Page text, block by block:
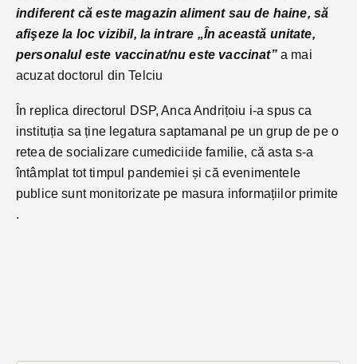
indiferent că este magazin aliment sau de haine, să
afişeze la loc vizibil, la intrare „În această unitate,
personalul este vaccinat/nu este vaccinat” a mai
acuzat doctorul din Telciu
În replica directorul DSP, Anca Andrițoiu i-a spus ca
instituția sa ține legatura saptamanal pe un grup de pe o
retea de socializare cumediciide familie, că asta s-a
întâmplat tot timpul pandemiei și că evenimentele
publice sunt monitorizate pe masura informațiilor primite
.